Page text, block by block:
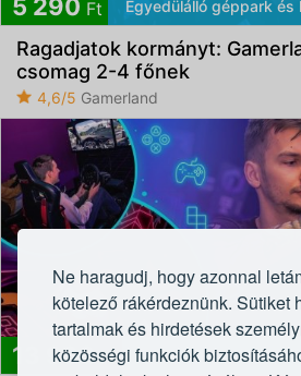
Ne haragudj, hogy azonnal
kötelező rákérdeznünk. Sütiket
tartalmak és hirdetések
közösségi funkciók
5 290 Ft Egyedülálló géppark és
Ragadjatok kormányt:
csomag 2-4 főnek
4,6/5 Gamerland
13 990Ft Egyedülálló géppark